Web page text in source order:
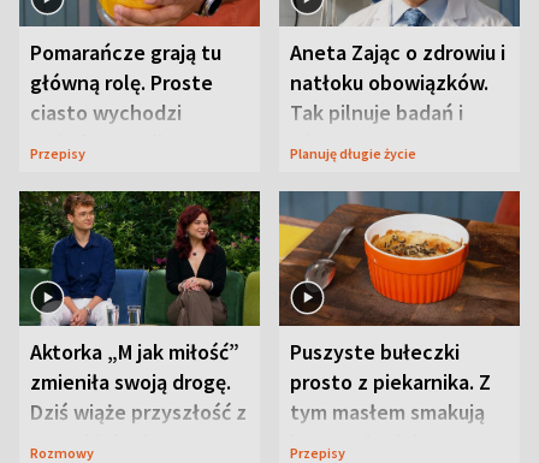
Pomarańcze grają tu
główną rolę. Proste
ciasto wychodzi
wyjątkowo wilgotne
Przepisy
Aneta Zając o zdrowiu i
natłoku obowiązków.
Tak pilnuje badań i
wizyt
Planuję długie życie
Aktorka „M jak miłość”
zmieniła swoją drogę.
Dziś wiąże przyszłość z
neurobiologią
Rozmowy
Puszyste bułeczki
prosto z piekarnika. Z
tym masłem smakują
jeszcze lepiej
Przepisy